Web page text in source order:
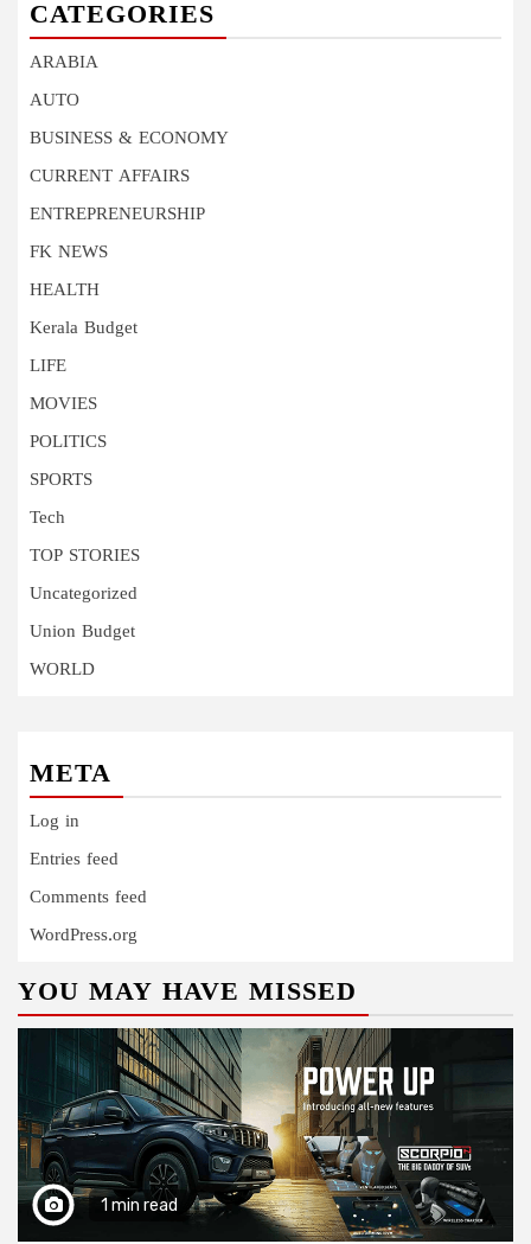
CATEGORIES
ARABIA
AUTO
BUSINESS & ECONOMY
CURRENT AFFAIRS
ENTREPRENEURSHIP
FK NEWS
HEALTH
Kerala Budget
LIFE
MOVIES
POLITICS
SPORTS
Tech
TOP STORIES
Uncategorized
Union Budget
WORLD
META
Log in
Entries feed
Comments feed
WordPress.org
YOU MAY HAVE MISSED
1 min read